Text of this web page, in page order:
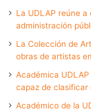
La UDLAP reúne
administración
La Colección de
obras de artistas
Académica
capaz de clasificar
Académico de la